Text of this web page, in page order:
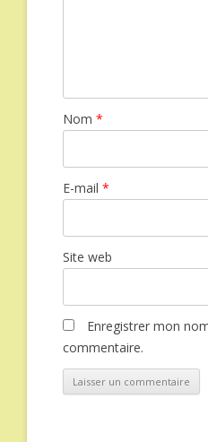
Nom *
E-mail *
Site web
Enregistrer mon
commentaire.